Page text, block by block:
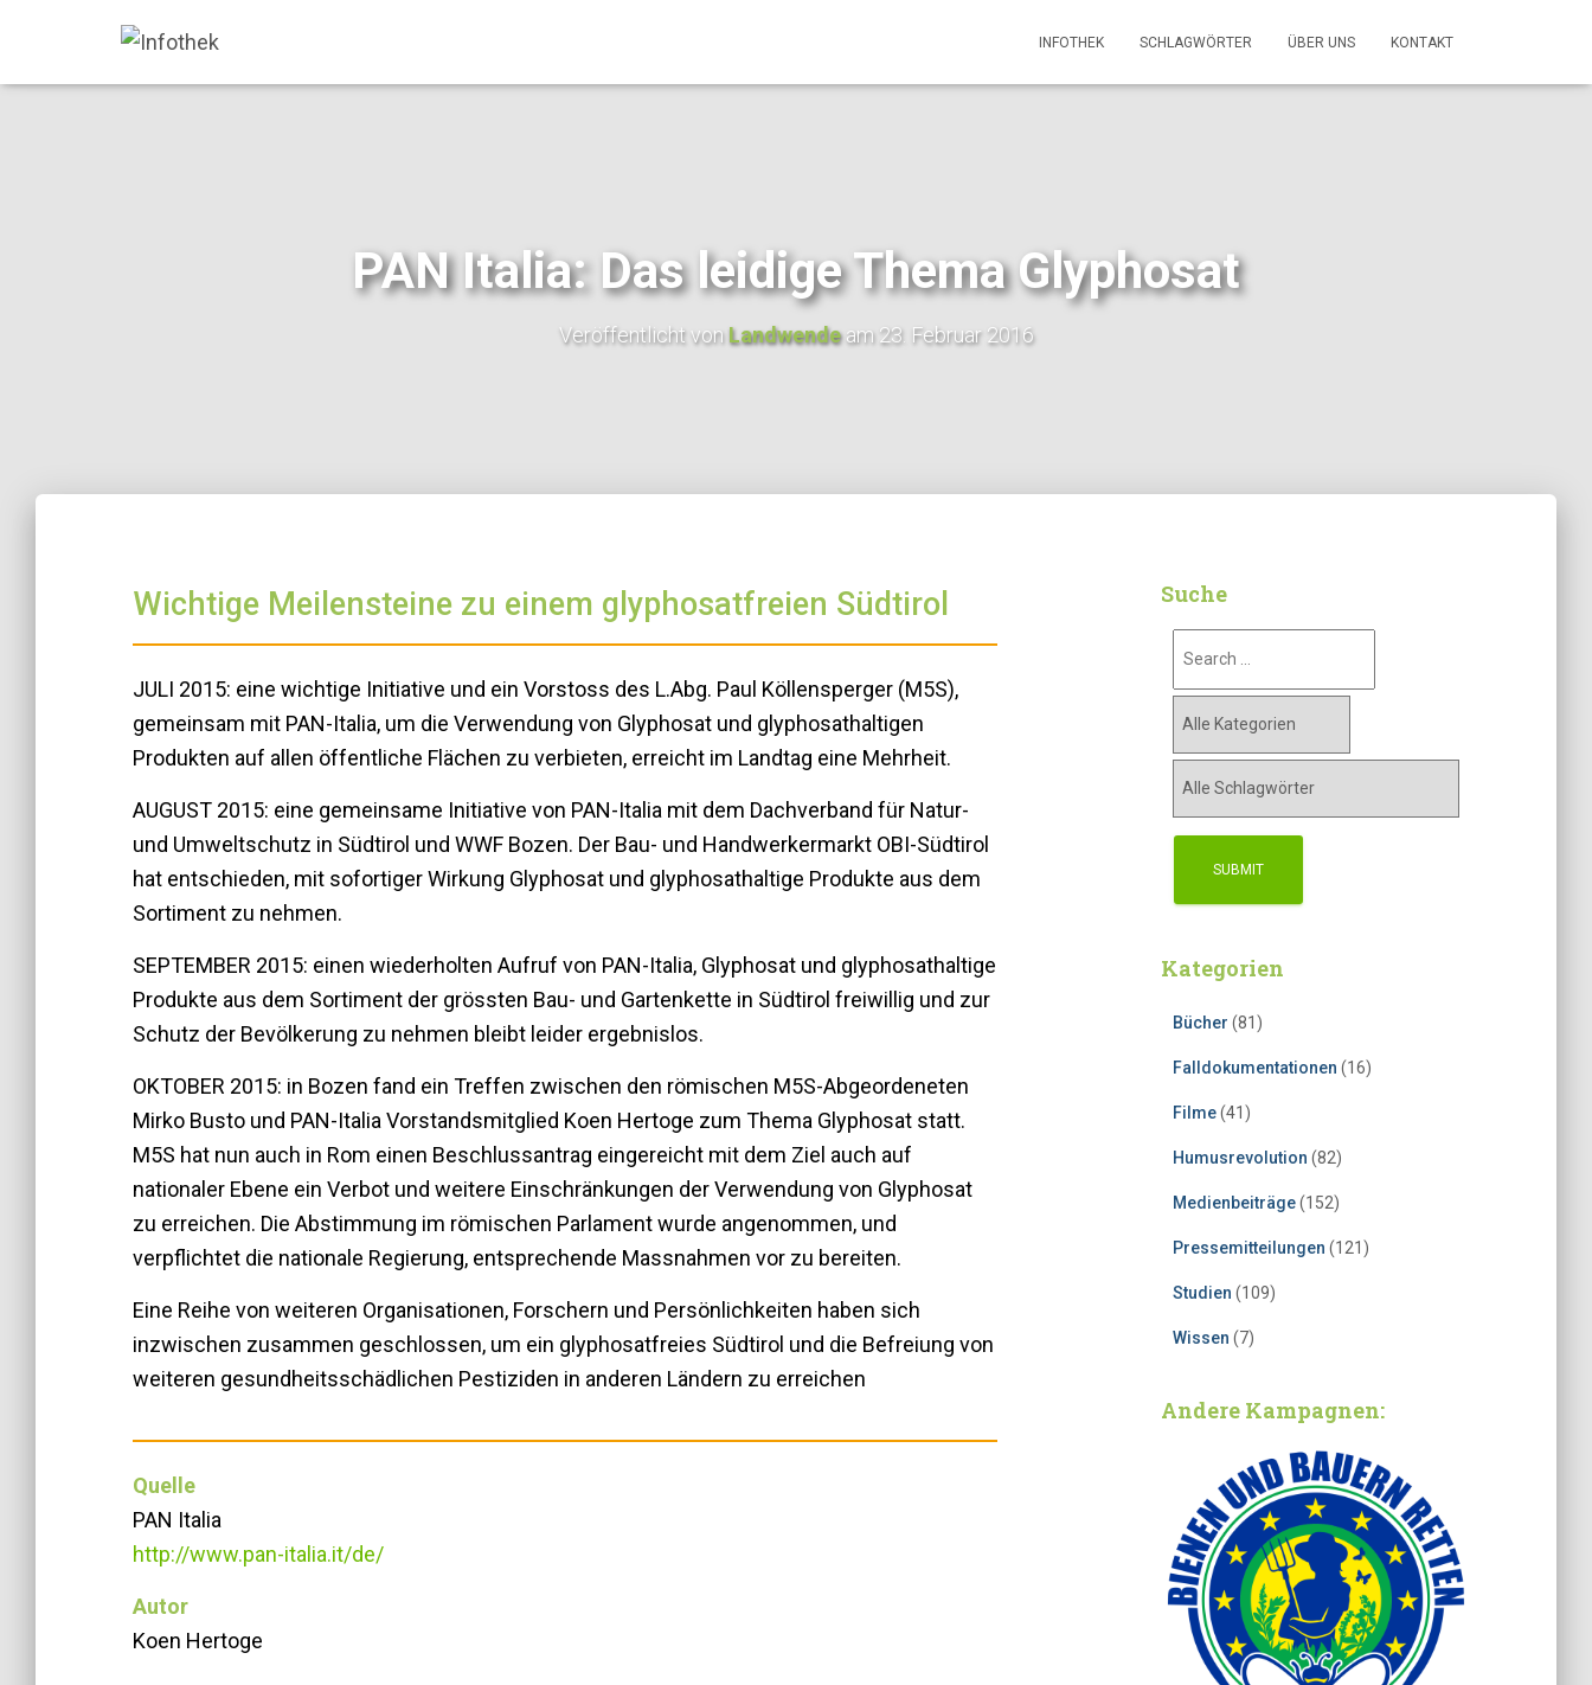
INFOTHEK SCHLAGWÖRTER ÜBER UNS KONTAKT
PAN Italia: Das leidige Thema Glyphosat
Veröffentlicht vonLandwendeam23. Februar 2016
Wichtige Meilensteine zu einem glyphosatfreien Südtirol
JULI 2015: eine wichtige Initiative und ein Vorstoss des L.Abg. Paul Köllensperger (M5S),
gemeinsam mit PAN-Italia, um die Verwendung von Glyphosat und glyphosathaltigen
Produkten auf allen öffentliche Flächen zu verbieten, erreicht im Landtag eine Mehrheit.
AUGUST 2015: eine gemeinsame Initiative von PAN-Italia mit dem Dachverband für Natur-
und Umweltschutz in Südtirol und WWF Bozen. Der Bau- und Handwerkermarkt OBI-Südtirol
hat entschieden, mit sofortiger Wirkung Glyphosat und glyphosathaltige Produkte aus dem
Sortiment zu nehmen.
SEPTEMBER 2015: einen wiederholten Aufruf von PAN-Italia, Glyphosat und glyphosathaltige
Produkte aus dem Sortiment der grössten Bau- und Gartenkette in Südtirol freiwillig und zur
Schutz der Bevölkerung zu nehmen bleibt leider ergebnislos.
OKTOBER 2015: in Bozen fand ein Treffen zwischen den römischen M5S-Abgeordeneten
Mirko Busto und PAN-Italia Vorstandsmitglied Koen Hertoge zum Thema Glyphosat statt.
M5S hat nun auch in Rom einen Beschlussantrag eingereicht mit dem Ziel auch auf
nationaler Ebene ein Verbot und weitere Einschränkungen der Verwendung von Glyphosat
zu erreichen. Die Abstimmung im römischen Parlament wurde angenommen, und
verpflichtet die nationale Regierung, entsprechende Massnahmen vor zu bereiten.
Eine Reihe von weiteren Organisationen, Forschern und Persönlichkeiten haben sich
inzwischen zusammen geschlossen, um ein glyphosatfreies Südtirol und die Befreiung von
weiteren gesundheitsschädlichen Pestiziden in anderen Ländern zu erreichen
Quelle
PAN Italia
http://www.pan-italia.it/de/
Autor
Koen Hertoge
Suche
Kategorien
Bücher (81)
Falldokumentationen (16)
Filme(41)
Humusrevolution (82)
Medienbeiträge(152)
Pressemitteilungen (121)
Studien (109)
Wissen (7)
Andere Kampagnen: